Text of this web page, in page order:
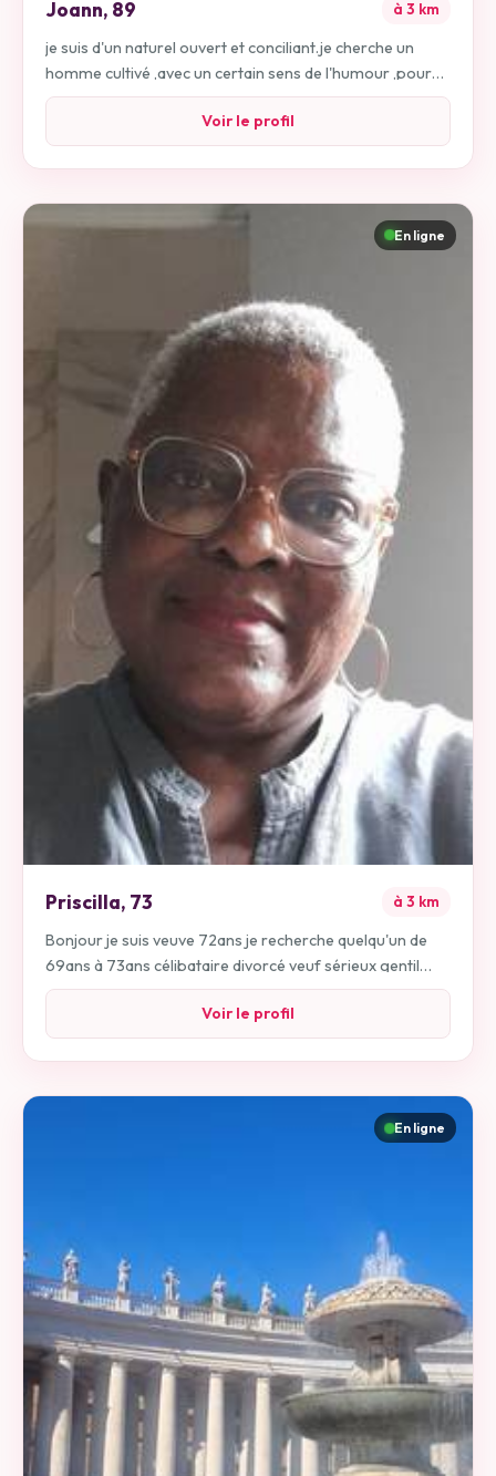
Joann, 89 à 3 km
je suis d'un naturel ouvert et conciliant.je cherche un
homme cultivé ,avec un certain sens de l'humour ,pour
sorties, voyages et..plus si affinités
Voir le profil
En ligne
Priscilla, 73 à 3 km
Bonjour je suis veuve 72ans je recherche quelqu'un de
69ans à 73ans célibataire divorcé veuf sérieux gentil
simple sympa respectueux etc. Pour vie commune
Voir le profil
En ligne